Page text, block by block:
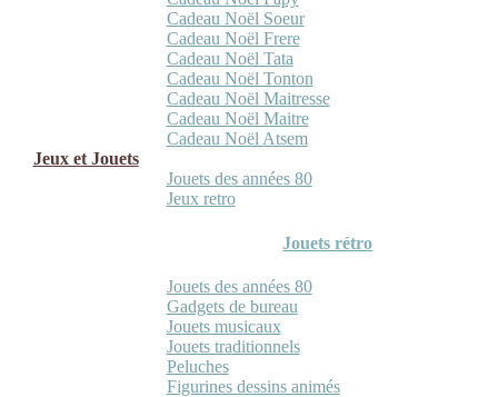
Cadeau Noël Soeur
Cadeau Noël Frere
Cadeau Noël Tata
Cadeau Noël Tonton
Cadeau Noël Maitresse
Cadeau Noël Maitre
Cadeau Noël Atsem
Jeux et Jouets
Jouets des années 80
Jeux retro
Jouets rétro
Jouets des années 80
Gadgets de bureau
Jouets musicaux
Jouets traditionnels
Peluches
Figurines dessins animés